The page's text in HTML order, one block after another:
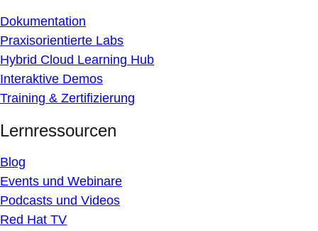
Dokumentation
Praxisorientierte Labs
Hybrid Cloud Learning Hub
Interaktive Demos
Training & Zertifizierung
Lernressourcen
Blog
Events und Webinare
Podcasts und Videos
Red Hat TV